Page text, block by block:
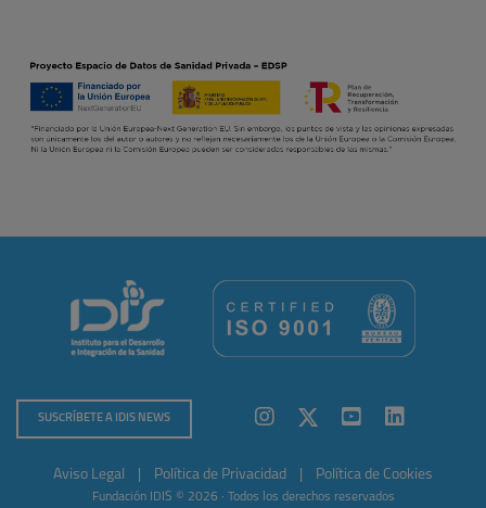
SUSCRÍBETE A IDIS NEWS
Aviso Legal Política de Privacidad Política de Cookies
Fundación IDIS © 2026 · Todos los derechos reservados